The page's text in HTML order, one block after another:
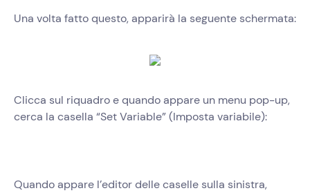
Una volta fatto questo, apparirà la seguente schermata:
Clicca sul riquadro e quando appare un menu pop-up,
cerca la casella “Set Variable” (Imposta variabile):
Quando appare l’editor delle caselle sulla sinistra,